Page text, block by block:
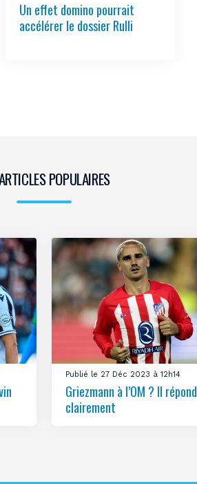
Un effet domino pourrait
accélérer le dossier Rulli
POPULAIRES
Publié le 27 Déc 2023 à 12h14
Griezmann à l’OM ? Il répond
clairement